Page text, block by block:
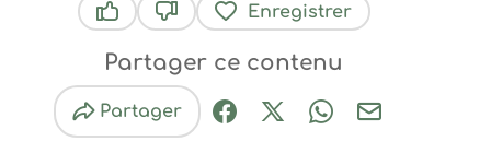
Enregistrer
Partager ce contenu
Partager
Partager sur Facebook
Partager sur X / Twitter
Partager sur
Partager par